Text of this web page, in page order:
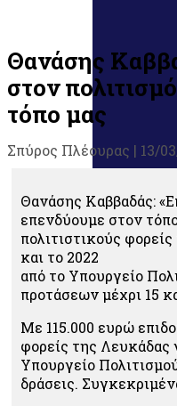
Θανάσης
στον
τόπο μας
Σπύρος Πλέουρας | 13/
Θανάσης Καββαδάς:
επενδύουμε στον
πολιτιστικούς
και το 2022
από το Υπουργείο
προτάσεων μέχρι 15
Με 115.000 ευρώ
φορείς της Λευκάδας
Υπουργείο
δράσεις.